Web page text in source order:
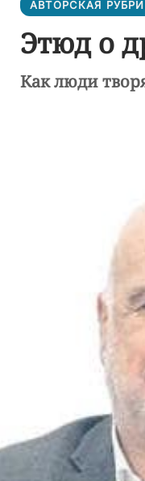
АВТОРСКАЯ
Этюд о
Как люди